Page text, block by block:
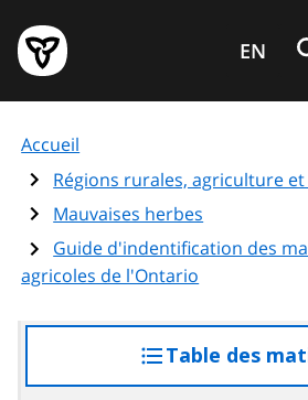
au
contenu
principal
Page
d'accueil
de
l'Ontario
EN
Accueil
Régions rurales, agriculture
Mauvaises herbes
Guide d'indentification des
agricoles de l'Ontario
Table des